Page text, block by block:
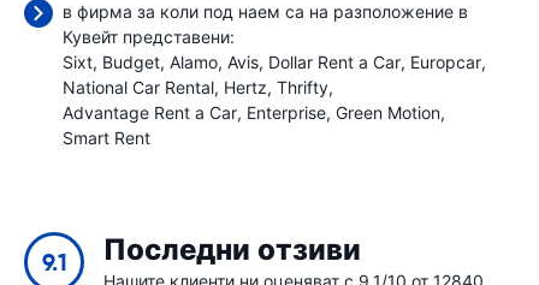
в фирма за коли под наем са на разположение в
Кувейт представени:
Sixt Budget Alamo Avis Dollar Rent a Car Europcar
National Car Rental Hertz Thrifty
Advantage Rent a Car Enterprise Green Motion
Smart Rent
9.1 Последни отзиви
Нашите клиенти ни оценяват с 9.1/10 от 12840